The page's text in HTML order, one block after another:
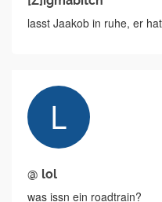
lasst Jaakob in ruhe, er
@ lol
was issn ein roadtrain?